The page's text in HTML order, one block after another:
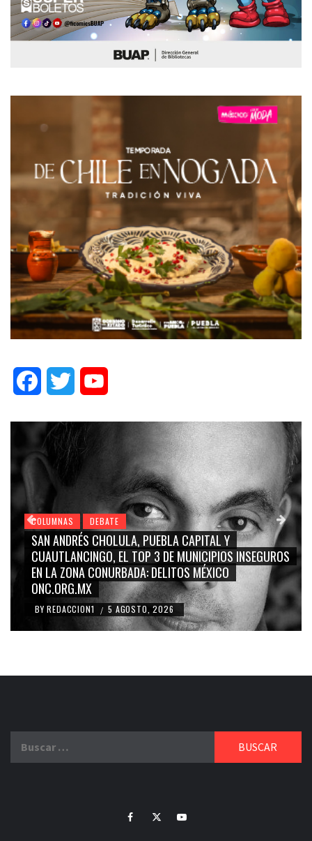
FacebookTwitter
COLUMNAS DEBATE
GRACE PALOMARES, NAY SALVATORI, SERGIO MAYER,
CARMEN SALINAS “LA CORCHOLATA”, CUAUHTÉMOC
BLANCO, SILVIA PINAL: LA TRIVIALIZACIÓN Y
RIDICULIZACIÓN DE LA REPRESENTACIÓN CIUDADANA
BY REDACCION1 / 4 AGOSTO, 2026
FacebookTwitterYoutube